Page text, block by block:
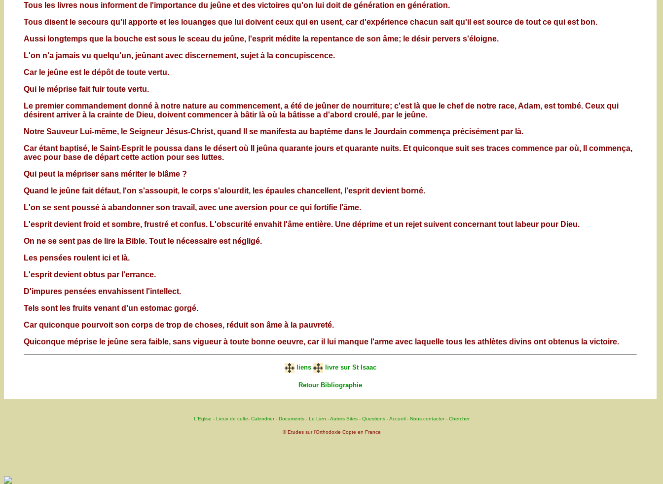
Tous les livres nous informent de l'importance du jeûne et des victoires qu'on lui doit de génération en génération.
Tous disent le secours qu'il apporte et les louanges que lui doivent ceux qui en usent, car d'expérience chacun sait qu'il est source de tout ce qui est bon.
Aussi longtemps que la bouche est sous le sceau du jeûne, l'esprit médite la repentance de son âme; le désir pervers s'éloigne.
L'on n'a jamais vu quelqu'un, jeûnant avec discernement, sujet à la concupiscence.
Car le jeûne est le dépôt de toute vertu.
Qui le méprise fait fuir toute vertu.
Le premier commandement donné à notre nature au commencement, a été de jeûner de nourriture; c'est là que le chef de notre race, Adam, est tombé. Ceux qui
désirent arriver à la crainte de Dieu, doivent commencer à bâtir là où la bâtisse a d'abord croulé, par le jeûne.
Notre Sauveur Lui-même, le Seigneur Jésus-Christ, quand Il se manifesta au baptême dans le Jourdain commença précisément par là.
Car étant baptisé, le Saint-Esprit le poussa dans le désert où Il jeûna quarante jours et quarante nuits. Et quiconque suit ses traces commence par où, Il commença,
avec pour base de départ cette action pour ses luttes.
Qui peut la mépriser sans mériter le blâme ?
Quand le jeûne fait défaut, l'on s'assoupit, le corps s'alourdit, les épaules chancellent, l'esprit devient borné.
L'on se sent poussé à abandonner son travail, avec une aversion pour ce qui fortifie l'âme.
L'esprit devient froid et sombre, frustré et confus. L'obscurité envahit l'âme entière. Une déprime et un rejet suivent concernant tout labeur pour Dieu.
On ne se sent pas de lire la Bible. Tout le nécessaire est négligé.
Les pensées roulent ici et là.
L'esprit devient obtus par l'errance.
D'impures pensées envahissent l'intellect.
Tels sont les fruits venant d'un estomac gorgé.
Car quiconque pourvoit son corps de trop de choses, réduit son âme à la pauvreté.
Quiconque méprise le jeûne sera faible, sans vigueur à toute bonne oeuvre, car il lui manque l'arme avec laquelle tous les athlètes divins ont obtenus la victoire.
liens livre sur St Isaac
Retour Bibliographie
L'Eglise - Lieux de culte- Calendrier- Documents-Le Lien -Autres Sites- Questions-Accueil-Nous contacter- Chercher
© Etudes sur l'Orthodoxie Copte en France